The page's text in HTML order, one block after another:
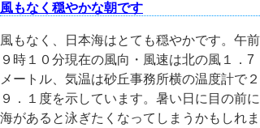
風もなく穏やかな朝です
風もなく、日本海はとても穏やかです。午前
９時１０分現在の風向・風速は北の風１．7
メートル、気温は砂丘事務所横の温度計で２
９．１度を示しています。暑い日に目の前に
海があると泳ぎたくなってしまうかもしれま